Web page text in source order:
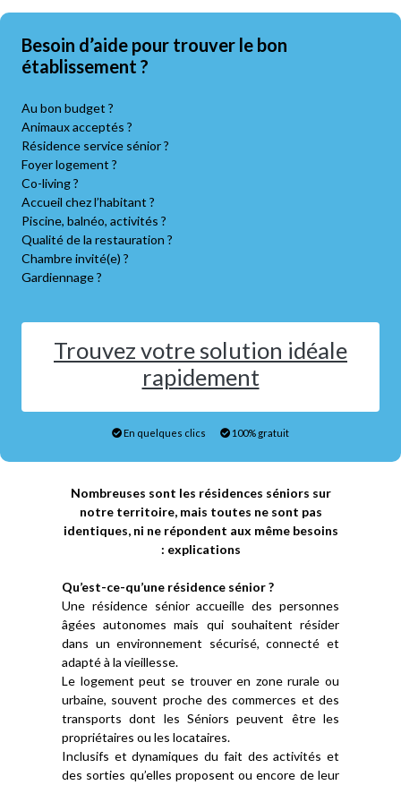
Besoin d’aide pour trouver le bon
établissement ?
Au bon budget ?
Animaux acceptés ?
Résidence service sénior ?
Foyer logement ?
Co-living ?
Accueil chez l’habitant ?
Piscine, balnéo, activités ?
Qualité de la restauration ?
Chambre invité(e) ?
Gardiennage ?
Trouvez votre solution idéale
rapidement
En quelques clics 100% gratuit
Nombreuses sont les résidences séniors sur
notre territoire, mais toutes ne sont pas
identiques, ni ne répondent aux même besoins
: explications
Qu’est-ce-qu’une résidence sénior ?
Une résidence sénior accueille des personnes
âgées autonomes mais qui souhaitent résider
dans un environnement sécurisé, connecté et
adapté à la vieillesse.
Le logement peut se trouver en zone rurale ou
urbaine, souvent proche des commerces et des
transports dont les Séniors peuvent être les
propriétaires ou les locataires.
Inclusifs et dynamiques du fait des activités et
des sorties qu’elles proposent ou encore de leur